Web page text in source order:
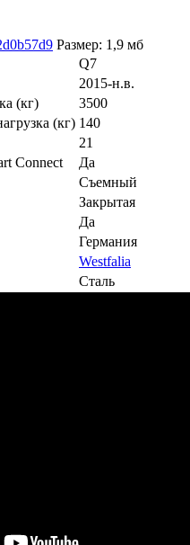
Размер: 1,9 мб
Q7
2015-н.в.
(кг)
3500
(кг) 140
21
Connect
Да
Съемный
Закрытая
Да
Германия
Westfalia
Сталь